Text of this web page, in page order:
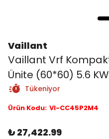
Vaillant
Vaillant Vrf
Ünite (60*60) 5.6 KW
Tükeniyor
Ürün Kodu: VI-CC45P2M4
₺ 27,422.99